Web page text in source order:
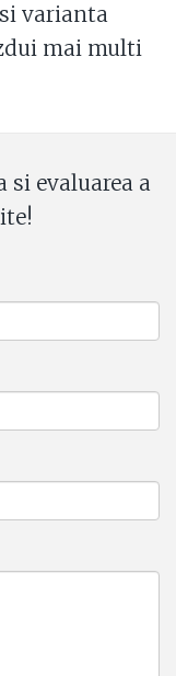
varianta
mai multi
evaluarea a